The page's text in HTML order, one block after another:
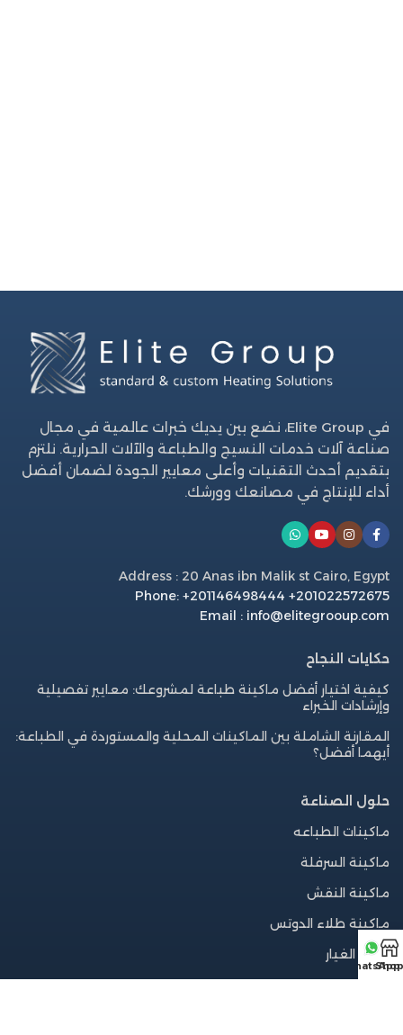
في Elite Group، نضع بين يديك خبرات عالمية في مجال
صناعة آلات خدمات النسيج والطباعة والآلات الحرارية. نلتزم
بتقديم أحدث التقنيات وأعلى معايير الجودة لضمان أفضل
أداء للإنتاج في مصانعك وورشك.
Address : 20 Anas ibn Malik st Cairo, Egypt
Phone: +201146498444 +201022572675
Email : info@elitegrooup.com
حكايات النجاح
كيفية اختيار أفضل ماكينة طباعة لمشروعك: معايير تفصيلية
وإرشادات الخبراء
المقارنة الشاملة بين الماكينات المحلية والمستوردة في الطباعة:
أيهما أفضل؟
حلول الصناعة
ماكينات الطباعه
ماكينة السرفلة
ماكينة النقش
ماكينة طلاء الدوتس
قطع الغيار
Shop
WhatsApp